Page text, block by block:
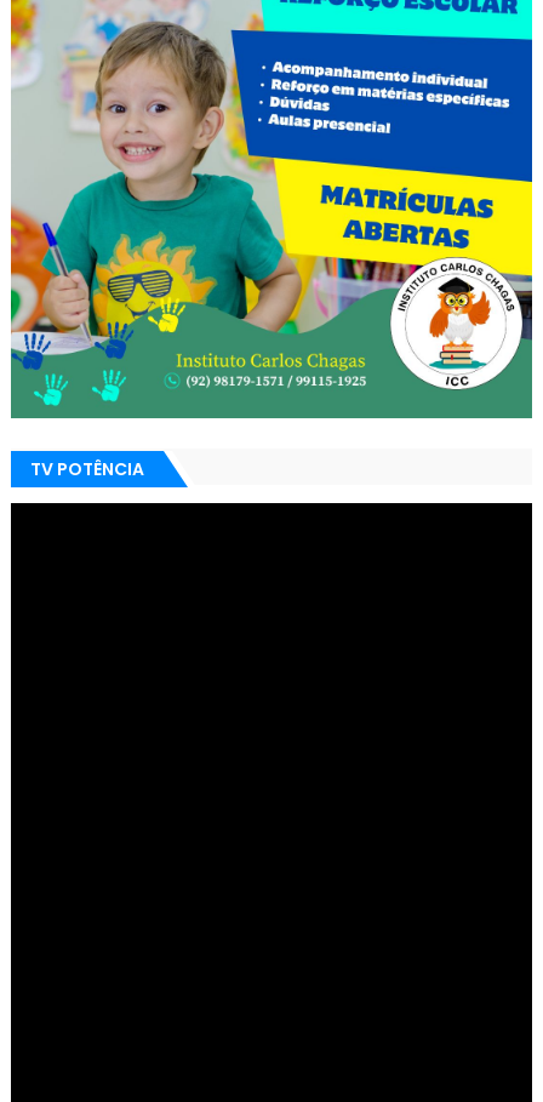
TV POTÊNCIA